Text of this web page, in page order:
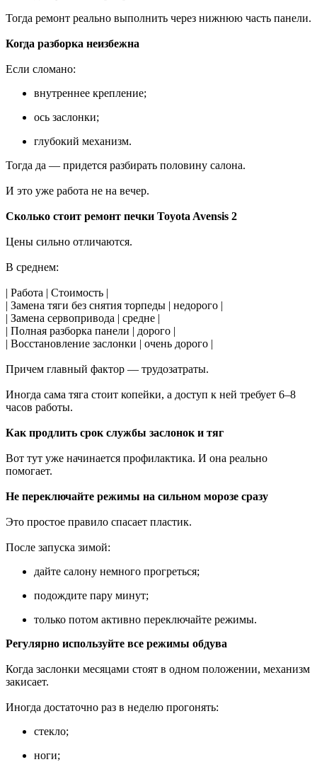
Тогда ремонт реально выполнить через нижнюю часть панели.
Когда разборка неизбежна
Если сломано:
внутреннее крепление;
ось заслонки;
глубокий механизм.
Тогда да — придется разбирать половину салона.
И это уже работа не на вечер.
Сколько стоит ремонт печки Toyota Avensis 2
Цены сильно отличаются.
В среднем:
| Работа | Стоимость |
| Замена тяги без снятия торпеды | недорого |
| Замена сервопривода | средне |
| Полная разборка панели | дорого |
| Восстановление заслонки | очень дорого |
Причем главный фактор — трудозатраты.
Иногда сама тяга стоит копейки, а доступ к ней требует 6–8
часов работы.
Как продлить срок службы заслонок и тяг
Вот тут уже начинается профилактика. И она реально
помогает.
Не переключайте режимы на сильном морозе сразу
Это простое правило спасает пластик.
После запуска зимой:
дайте салону немного прогреться;
подождите пару минут;
только потом активно переключайте режимы.
Регулярно используйте все режимы обдува
Когда заслонки месяцами стоят в одном положении, механизм
закисает.
Иногда достаточно раз в неделю прогонять:
стекло;
ноги;